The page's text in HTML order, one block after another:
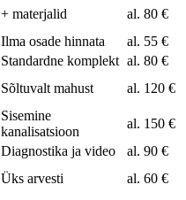
+ materjalid
al. 80 €
Ilma osade hinnata
al. 55 €
Standardne komplekt al. 80 €
Sõltuvalt mahust al. 120 €
Sisemine
kanalisatsioon
al. 150 €
Diagnostika ja video
al. 90 €
Üks arvesti
al. 60 €